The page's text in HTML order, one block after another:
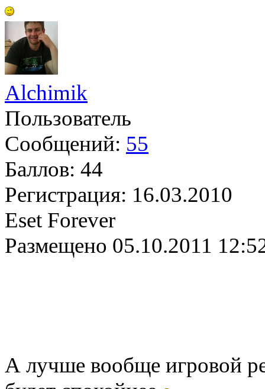
Alchimik
Пользователь
Сообщений: 55
Баллов: 44
Регистрация: 16.03.2010
Eset Forever
Размещено 05.10.2011
А лучше вообще игровой